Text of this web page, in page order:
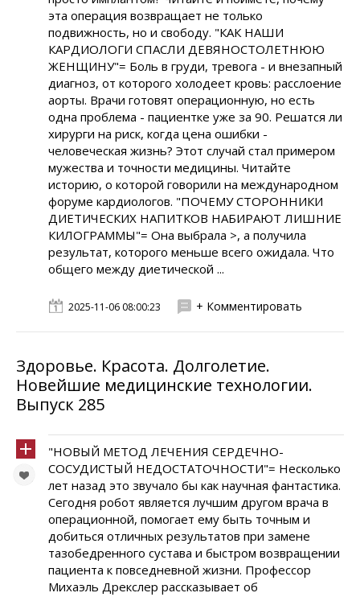
эта операция возвращает не только
подвижность, но и свободу. "КАК НАШИ
КАРДИОЛОГИ СПАСЛИ ДЕВЯНОСТОЛЕТНЮЮ
ЖЕНЩИНУ"= Боль в груди, тревога - и внезапный
диагноз, от которого холодеет кровь: расслоение
аорты. Врачи готовят операционную, но есть
одна проблема - пациентке уже за 90. Решатся ли
хирурги на риск, когда цена ошибки -
человеческая жизнь? Этот случай стал примером
мужества и точности медицины. Читайте
историю, о которой говорили на международном
форуме кардиологов. "ПОЧЕМУ СТОРОННИКИ
ДИЕТИЧЕСКИХ НАПИТКОВ НАБИРАЮТ ЛИШНИЕ
КИЛОГРАММЫ"= Она выбрала >, а получила
результат, которого меньше всего ожидала. Что
общего между диетической ...
2025-11-06 08:00:23 + Комментировать
Здоровье. Красота. Долголетие.
Новейшие медицинские технологии.
Выпуск 285
"НОВЫЙ МЕТОД ЛЕЧЕНИЯ СЕРДЕЧНО-
СОСУДИСТЫЙ НЕДОСТАТОЧНОСТИ"= Несколько
лет назад это звучало бы как научная фантастика.
Сегодня робот является лучшим другом врача в
операционной, помогает ему быть точным и
добиться отличных результатов при замене
тазобедренного сустава и быстром возвращении
пациента к повседневной жизни. Профессор
Михаэль Дрекслер рассказывает об